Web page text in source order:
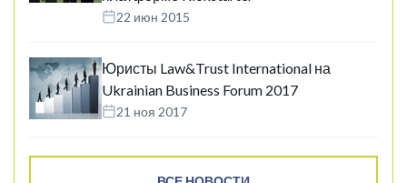
22 июн 2015
Юристы Law&Trust International на
Ukrainian Business Forum 2017
21 ноя 2017